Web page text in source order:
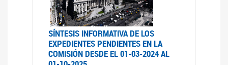
SÍNTESIS INFORMATIVA DE LOS
EXPEDIENTES PENDIENTES EN LA
COMISIÓN DESDE EL 01-03-2024 AL